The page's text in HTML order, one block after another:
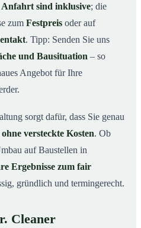
sind inklusive; die
zum Festpreis oder auf
. Tipp: Senden Sie uns
und Bausituation – so
Angebot für Ihre
sorgt dafür, dass Sie genau
ohne versteckte Kosten. Ob
auf Baustellen in
Ergebnisse zum fair
gründlich und termingerecht.
Cleaner